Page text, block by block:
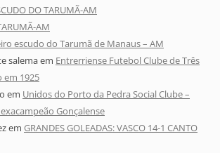
DO TARUMÃ-AM
AM
escudo do Tarumã de Manaus – AM
salemaem Entrerriense Futebol Clube de Três
em 1925
em Unidos do Porto da Pedra Social Clube –
Gonçalense
em GRANDES GOLEADAS: VASCO 14-1 CANTO